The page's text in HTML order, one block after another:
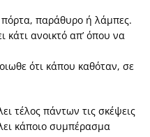
πόρτα, παράθυρο ή λάμπες.
κάτι ανοικτό απ’ όπου να
ότι κάπου καθόταν, σε
τέλος πάντων τις σκέψεις
κάποιο συμπέρασμα